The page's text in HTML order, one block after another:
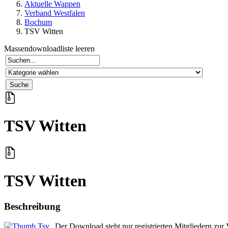
Aktuelle Wappen
Verband Westfalen
Bochum
TSV Witten
Massendownloadliste leeren
TSV Witten
TSV Witten
Beschreibung